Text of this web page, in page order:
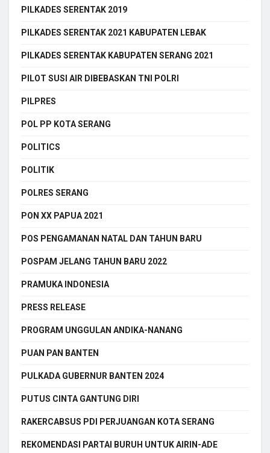
PILKADES SERENTAK 2019
PILKADES SERENTAK 2021 KABUPATEN LEBAK
PILKADES SERENTAK KABUPATEN SERANG 2021
PILOT SUSI AIR DIBEBASKAN TNI POLRI
PILPRES
POL PP KOTA SERANG
POLITICS
POLITIK
POLRES SERANG
PON XX PAPUA 2021
POS PENGAMANAN NATAL DAN TAHUN BARU
POSPAM JELANG TAHUN BARU 2022
PRAMUKA INDONESIA
PRESS RELEASE
PROGRAM UNGGULAN ANDIKA-NANANG
PUAN PAN BANTEN
PULKADA GUBERNUR BANTEN 2024
PUTUS CINTA GANTUNG DIRI
RAKERCABSUS PDI PERJUANGAN KOTA SERANG
REKOMENDASI PARTAI BURUH UNTUK AIRIN-ADE